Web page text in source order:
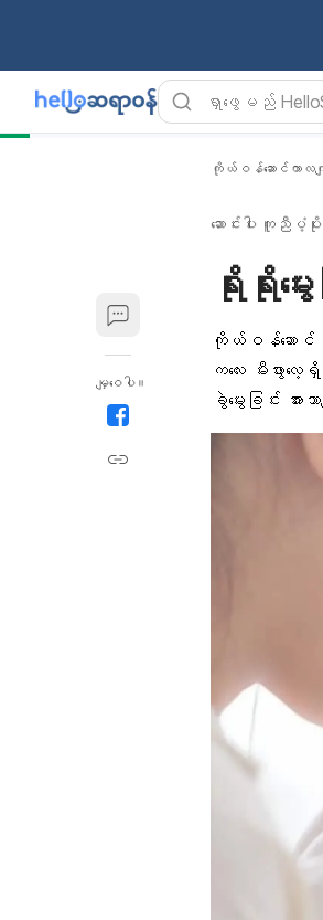
မျှဝေပါ။
ကိုယ်ဝန်ဆောင်ကာလကျန်
ဆောင်းပါး ကူညီပံ့ပို
ရိုးရိုးမွ
ကိုယ်ဝန်ဆောင်မိ
ကလေး မီးဖွား
ခွဲမွေးခြင်း အ